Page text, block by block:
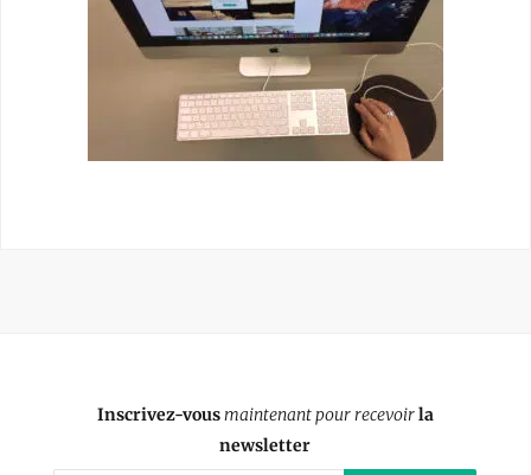
Inscrivez-vousmaintenant pour recevoirla
newsletter